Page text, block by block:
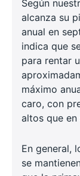
Según
alcanza su
anual en
indica que
para rentar
máximo
caro, con
altos que en
En general,
se